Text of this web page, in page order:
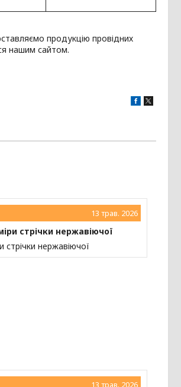
продукцію провідних
нашим сайтом.
13 трав. 2026
стрічки нержавіючої
стрічки нержавіючої
13 трав. 2026